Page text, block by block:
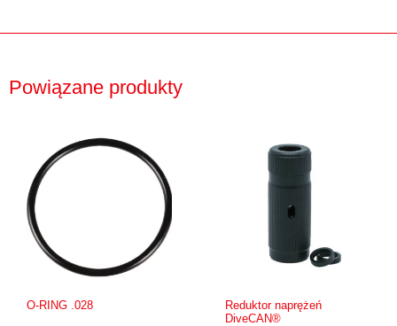
Powiązane produkty
O-RING .028
Reduktor naprężeń
DiveCAN®